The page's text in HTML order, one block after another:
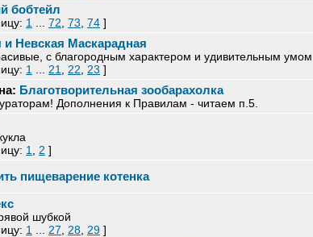
бобтейл
1 72 73 74 ]
и Невская Маскарадная
с благородным характером и удивительным умом
1 21 22 23 ]
Благотворительная зообарахолка
Дополнения к Правилам - читаем п.5.
1 2 ]
пищеварение котенка
шубкой
1 27 28 29 ]